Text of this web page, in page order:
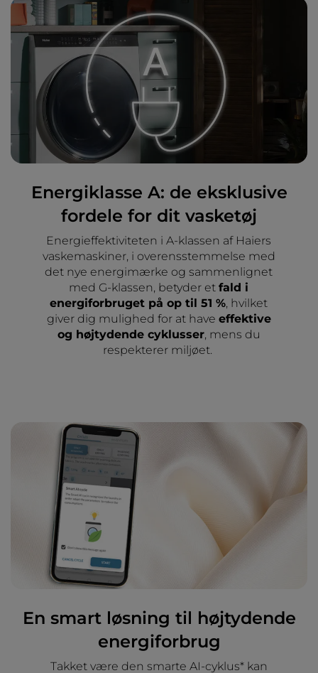
Energiklasse A: de eksklusive
fordele for dit vasketøj
Energieffektiviteten i A-klassen af Haiers
vaskemaskiner, i overensstemmelse med
det nye energimærke og sammenlignet
med G-klassen, betyder etfald i
energiforbruget på op til 51 %, hvilket
giver dig mulighed for at have effektive
og højtydende cyklusser, mens du
respekterer miljøet.
En smart løsning til højtydende
energiforbrug
Takket være den smarte AI-cyklus* kan